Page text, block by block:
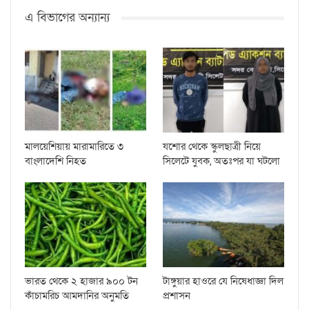
এ বিভাগের অন্যান্য
মালয়েশিয়ায় মারামারিতে ৩
বাংলাদেশি নিহত
যশোর থেকে স্কুলছাত্রী নিয়ে
সিলেটে যুবক, অতঃপর যা ঘটলো
ভারত থেকে ২ হাজার ৯০০ টন
কাঁচামরিচ আমদানির অনুমতি
টাঙ্গুয়ার হাওরে যে নিষেধাজ্ঞা দিল
প্রশাসন